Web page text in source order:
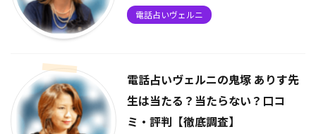
電話占いヴェルニ
電話占いヴェルニの鬼塚 ありす先
生は当たる？当たらない？口コ
ミ・評判【徹底調査】